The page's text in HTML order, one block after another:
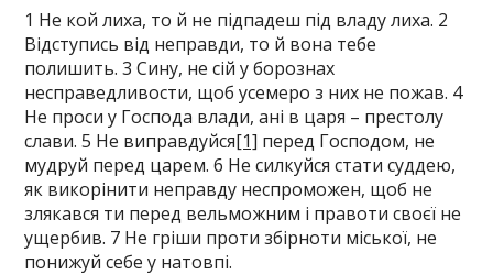
1 Не кой лиха, то й не підпадеш під владу лиха. 2
Відступись від неправди, то й вона тебе
полишить. 3 Сину, не сій у борознах
несправедливости, щоб усемеро з них не пожав. 4
Не проси у Господа влади, ані в царя – престолу
слави. 5 Не виправдуйся[1] перед Господом, не
мудруй перед царем. 6 Не силкуйся стати суддею,
як викорінити неправду неспроможен, щоб не
злякався ти перед вельможним і правоти своєї не
ущербив. 7 Не гріши проти збірноти міської, не
понижуй себе у натовпі.